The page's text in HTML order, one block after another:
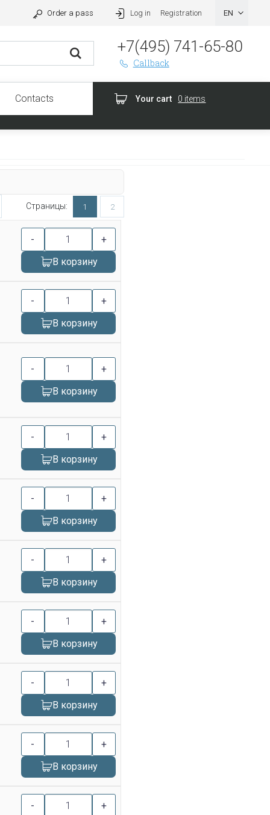
Order a pass Log in Registration
+7(495) 741-65-80
Callback
Contacts Your cart 0 items
Страницы: 1 2
-
+
В корзину
-
+
В корзину
-
+
В корзину
-
+
В корзину
-
+
В корзину
-
+
В корзину
-
+
В корзину
-
+
В корзину
-
+
В корзину
-
+